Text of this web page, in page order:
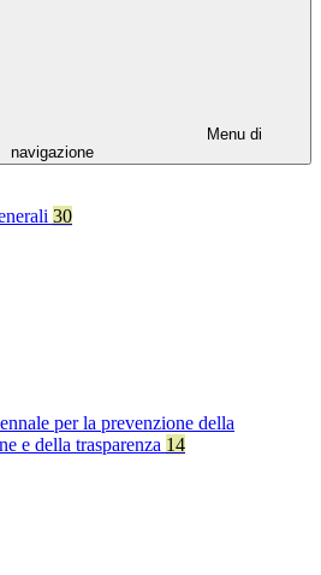
Menu di
navigazione
30
per la prevenzione della
e della trasparenza 14